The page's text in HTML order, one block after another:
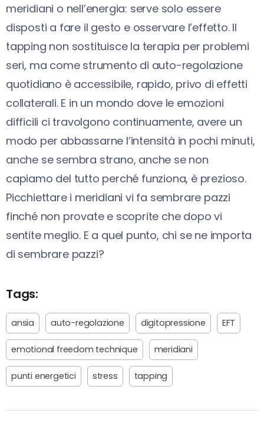
meridiani o nell’energia: serve solo essere
disposti a fare il gesto e osservare l’effetto. Il
tapping non sostituisce la terapia per problemi
seri, ma come strumento di auto-regolazione
quotidiano è accessibile, rapido, privo di effetti
collaterali. E in un mondo dove le emozioni
difficili ci travolgono continuamente, avere un
modo per abbassarne l’intensità in pochi minuti,
anche se sembra strano, anche se non
capiamo del tutto perché funziona, è prezioso.
Picchiettare i meridiani vi fa sembrare pazzi
finché non provate e scoprite che dopo vi
sentite meglio. E a quel punto, chi se ne importa
di sembrare pazzi?
Tags:
ansia auto-regolazione digitopressione EFT
emotional freedom technique meridiani
punti energetici stress tapping